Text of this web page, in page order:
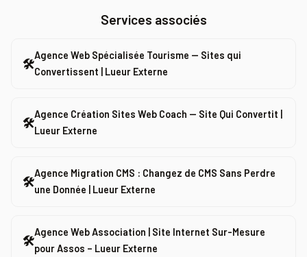
Services associés
🛠
Agence Web Spécialisée Tourisme — Sites qui
Convertissent | Lueur Externe
🛠
Agence Création Sites Web Coach — Site Qui Convertit |
Lueur Externe
🛠
Agence Migration CMS : Changez de CMS Sans Perdre
une Donnée | Lueur Externe
🛠
Agence Web Association | Site Internet Sur-Mesure
pour Assos – Lueur Externe